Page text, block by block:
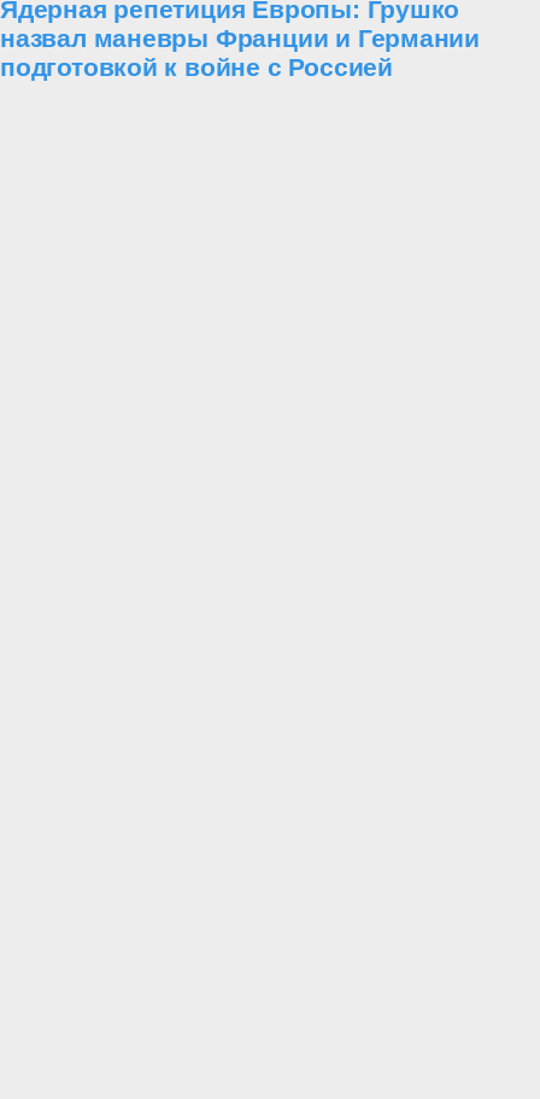
Ядерная репетиция Европы: Грушко
назвал маневры Франции и Германии
подготовкой к войне с Россией